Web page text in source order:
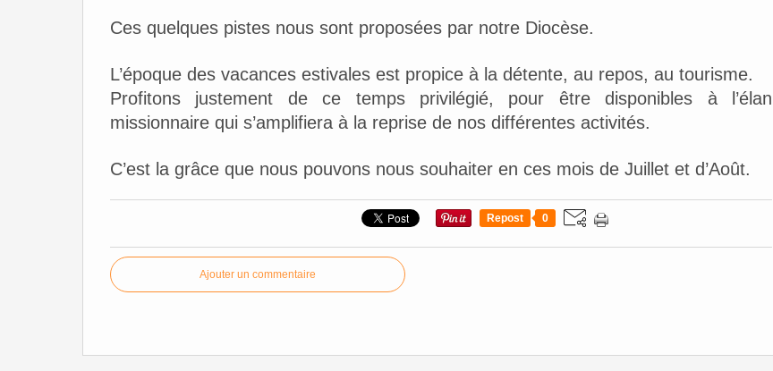
Ces quelques pistes nous sont proposées par notre Diocèse.
L’époque des vacances estivales est propice à la détente, au repos, au tourisme.
Profitons justement de ce temps privilégié, pour être disponibles à l’élan
missionnaire qui s’amplifiera à la reprise de nos différentes activités.
C’est la grâce que nous pouvons nous souhaiter en ces mois de Juillet et d’Août.
Repost 0
Ajouter un commentaire